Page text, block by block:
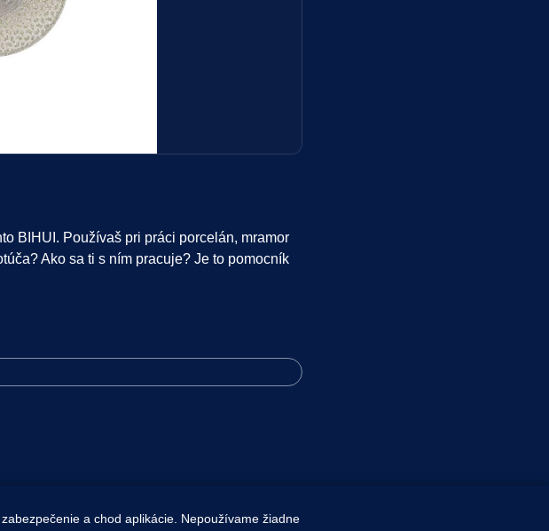
BIHUI. Používaš pri práci porcelán, mramor
Ako sa ti s ním pracuje? Je to pomocník
a chod aplikácie. Nepoužívame žiadne